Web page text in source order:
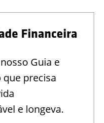
Financeira
Guia e
precisa
e longeva.